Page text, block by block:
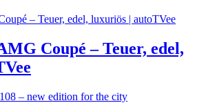
Coupé – Teuer, edel,